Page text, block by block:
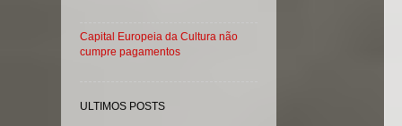
Capital Europeia da Cultura não
cumpre pagamentos
ULTIMOS POSTS